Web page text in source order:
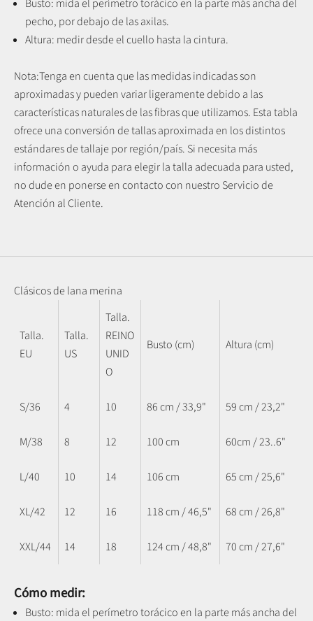
Busto: mida el perímetro torácico en la parte más ancha del
pecho, por debajo de las axilas.
Altura: medir desde el cuello hasta la cintura.
Nota:Tenga en cuenta que las medidas indicadas son
aproximadas y pueden variar ligeramente debido a las
características naturales de las fibras que utilizamos. Esta tabla
ofrece una conversión de tallas aproximada en los distintos
estándares de tallaje por región/país. Si necesita más
información o ayuda para elegir la talla adecuada para usted,
no dude en ponerse en contacto con nuestro Servicio de
Atención al Cliente.
Clásicos de lana merina
Talla.
EU
Talla.
US
Talla.
REINO
UNID
O
Busto (cm) Altura (cm)
S/36 4 10 86 cm / 33,9" 59 cm / 23,2"
M/38 8 12 100 cm 60cm / 23..6"
L/40 10 14 106 cm 65 cm / 25,6"
XL/42 12 16 118 cm / 46,5" 68 cm / 26,8"
XXL/44 14 18 124 cm / 48,8" 70 cm / 27,6"
Cómo medir:
Busto: mida el perímetro torácico en la parte más ancha del